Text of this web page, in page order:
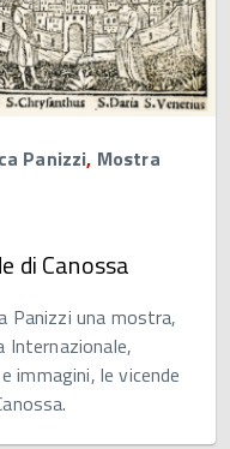
Panizzi, Mostra
di Canossa
Panizzi una mostra,
Internazionale,
immagini, le vicende